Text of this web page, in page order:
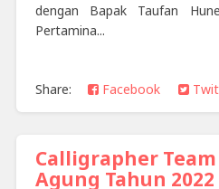
dengan Bapak Taufan
Pertamina...
Share:
Facebook
Calligrapher
Agung Tahun 2022